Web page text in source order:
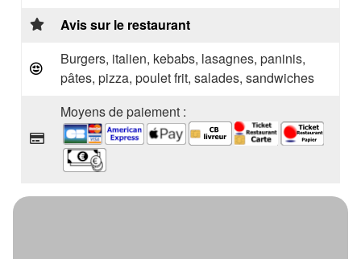
Avis sur le restaurant
Burgers, italien, kebabs, lasagnes, paninis,
pâtes, pizza, poulet frit, salades, sandwiches
Moyens de paiement :